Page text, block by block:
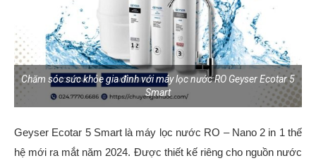
Chăm sóc sức khỏe gia đình với máy lọc nước RO Geyser Ecotar 5
Smart
Geyser Ecotar 5 Smart là máy lọc nước RO – Nano 2 in 1 thế
hệ mới ra mắt năm 2024. Được thiết kế riêng cho nguồn nước